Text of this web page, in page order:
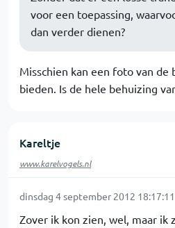
voor een toepassing,
dan verder dienen?
Misschien kan een foto van
bieden. Is de hele behuizing
Kareltje
www.karelvogels.nl
dinsdag 4 september 2012 18:17:11
Zover ik kon zien, wel, maar ik